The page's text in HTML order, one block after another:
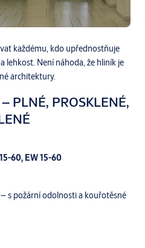
každému, kdo upřednostňuje
lehkost. Není náhoda, že hliník je
architektury.
PLNÉ, PROSKLENÉ,
60, EW 15-60
s požární odolnosti a kouřotěsné